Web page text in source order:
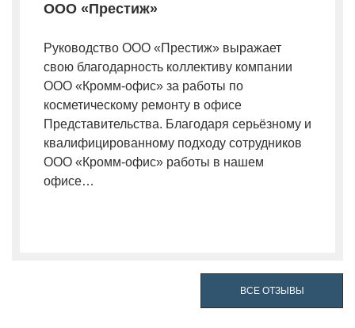
ООО «Престиж»
Руководство ООО «Престиж» выражает
свою благодарность коллективу компании
ООО «Кромм-офис» за работы по
косметическому ремонту в офисе
Представительства. Благодаря серьёзному и
квалифицированному подходу сотрудников
ООО «Кромм-офис» работы в нашем
офисе…
ВСЕ ОТЗЫВЫ